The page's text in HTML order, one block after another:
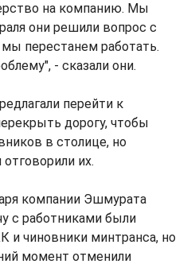
на компанию. Мы
они решили вопрос с
перестанем работать.
- сказали они.
перейти к
дорогу, чтобы
в столице, но
их.
компании Эшмурата
с работниками были
чиновники минтранса, но
момент отменили